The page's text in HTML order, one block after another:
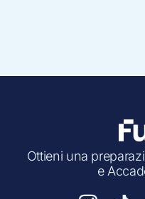
Ottieni una
e